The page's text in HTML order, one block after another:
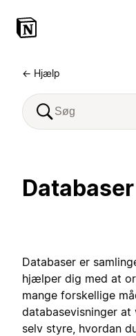
← Hjælp
Databaser
Databaser er
hjælper dig med at
mange forskellige
databasevisninger
selv styre, hvordan